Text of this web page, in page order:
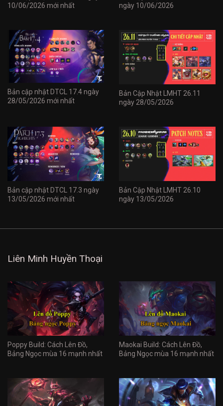
10/06/2026 mới nhất
ngày 10/06/2026
Bản cập nhật DTCL 17.4 ngày
28/05/2026 mới nhất
Bản Cập Nhật LMHT 26.11
ngày 28/05/2026
Bản cập nhật DTCL 17.3 ngày
13/05/2026 mới nhất
Bản Cập Nhật LMHT 26.10
ngày 13/05/2026
Liên Minh Huyền Thoại
Poppy Build: Cách Lên Đồ,
Bảng Ngọc mùa 16 mạnh nhất
Maokai Build: Cách Lên Đồ,
Bảng Ngọc mùa 16 mạnh nhất